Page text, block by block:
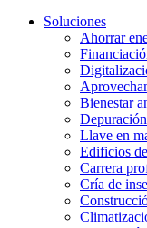
Soluciones
Ahorrar
Bienestar
Llave en
Edificios
Carrera
Cría de